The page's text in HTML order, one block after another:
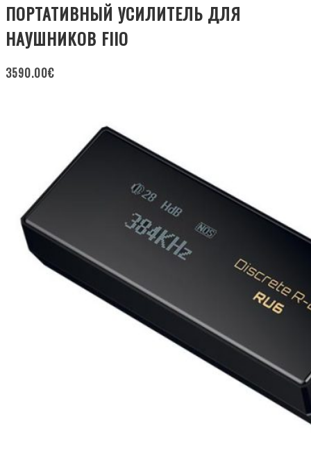
ПОРТАТИВНЫЙ УСИЛИТЕЛЬ ДЛЯ
НАУШНИКОВ FIIO
3590.00€